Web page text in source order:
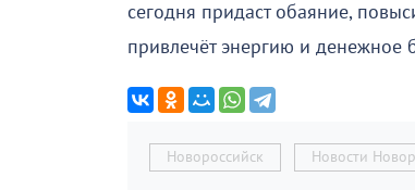
сегодня придаст обаяние,
привлечёт энергию и денежное
Новороссийск Новости